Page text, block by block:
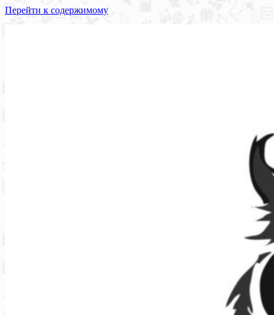
Перейти к содержимому